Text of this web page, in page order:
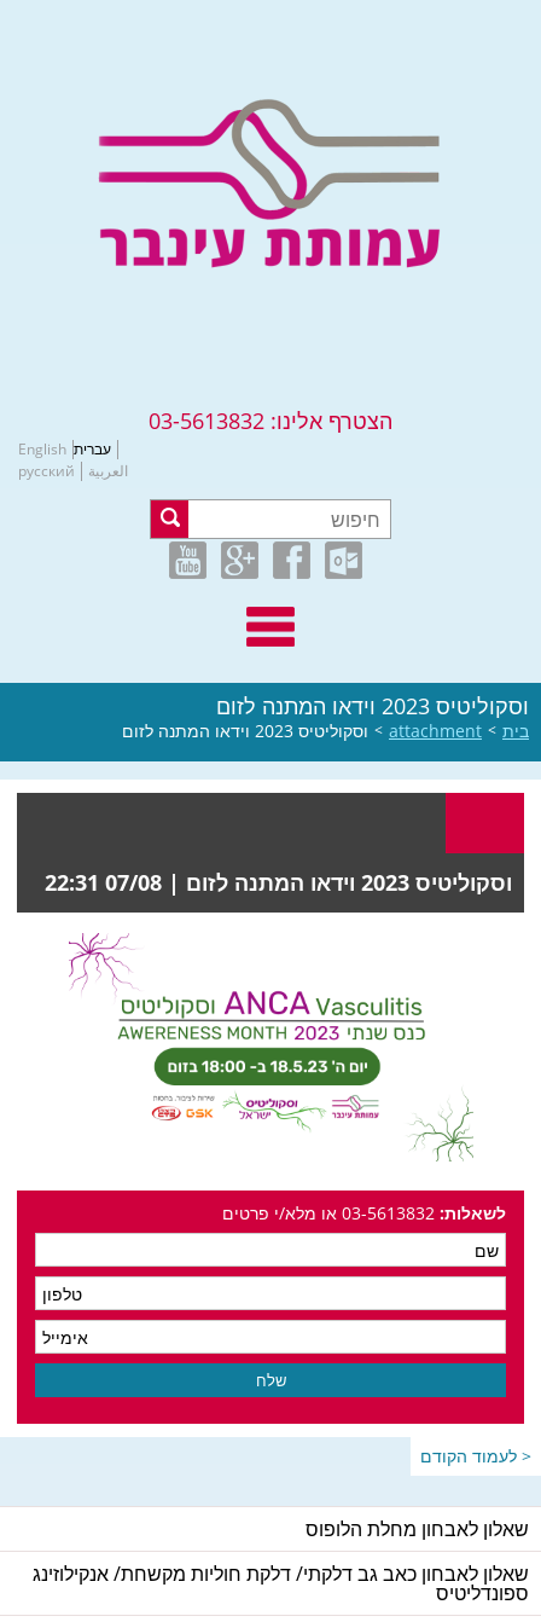
הצטרף אלינו: 03-5613832
עברית English
русский
العربية
וסקוליטיס 2023 וידאו המתנה לזום
בית >
attachment
> וסקוליטיס 2023 וידאו המתנה לזום
וסקוליטיס 2023 וידאו המתנה לזום | 07/08 22:31
לשאלות: 03-5613832 או מלא/י פרטים
< לעמוד הקודם
שאלון לאבחון מחלת הלופוס
שאלון לאבחון כאב גב דלקתי/ דלקת חוליות מקשחת/ אנקילוזינג
ספונדליטיס